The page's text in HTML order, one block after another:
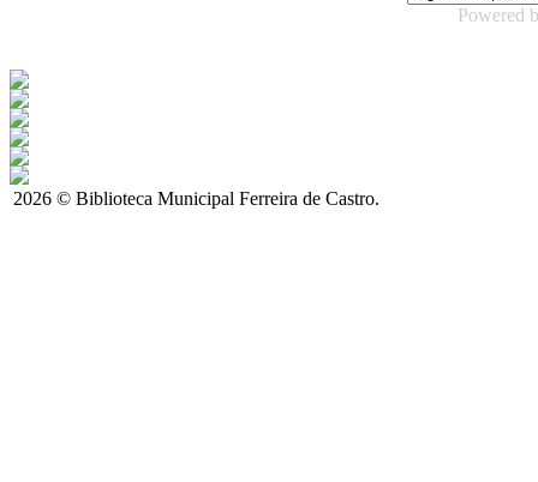
Powered
2026 © Biblioteca Municipal Ferreira de Castro.